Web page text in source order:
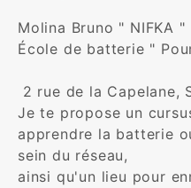
Molina Bruno " NIFKA "
École de batterie "
Je te propose un
apprendre la batterie
sein du réseau,
ainsi qu'un lieu pour